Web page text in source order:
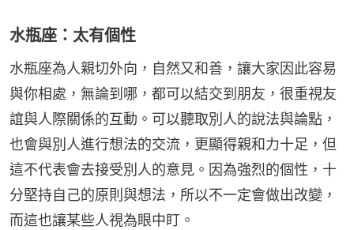
水瓶座：太有個性
水瓶座為人親切外向，自然又和善，讓大家因此容易
與你相處，無論到哪，都可以結交到朋友，很重視友
誼與人際關係的互動。可以聽取別人的說法與論點，
也會與別人進行想法的交流，更顯得親和力十足，但
這不代表會去接受別人的意見。因為強烈的個性，十
分堅持自己的原則與想法，所以不一定會做出改變，
而這也讓某些人視為眼中盯。